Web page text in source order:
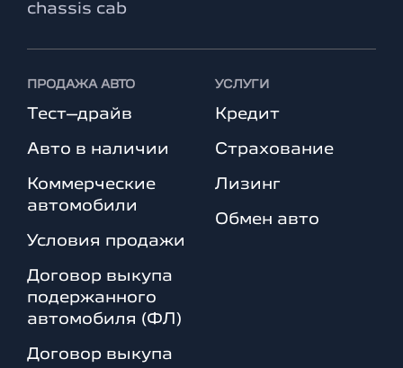
chassis cab
ПРОДАЖА АВТО
Тест–драйв
Авто в наличии
Коммерческие
автомобили
Условия продажи
Договор выкупа
подержанного
автомобиля (ФЛ)
Договор выкупа
УСЛУГИ
Кредит
Страхование
Лизинг
Обмен авто